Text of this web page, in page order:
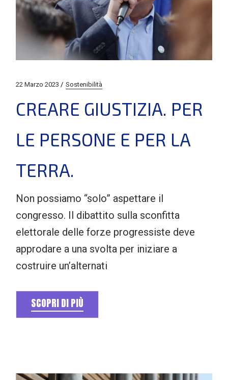
22 Marzo 2023 Sostenibilità
CREARE GIUSTIZIA. PER
LE PERSONE E PER LA
TERRA.
Non possiamo “solo” aspettare il
congresso. Il dibattito sulla sconfitta
elettorale delle forze progressiste deve
approdare a una svolta per iniziare a
costruire un’alternati
SCOPRI DI PIÙ